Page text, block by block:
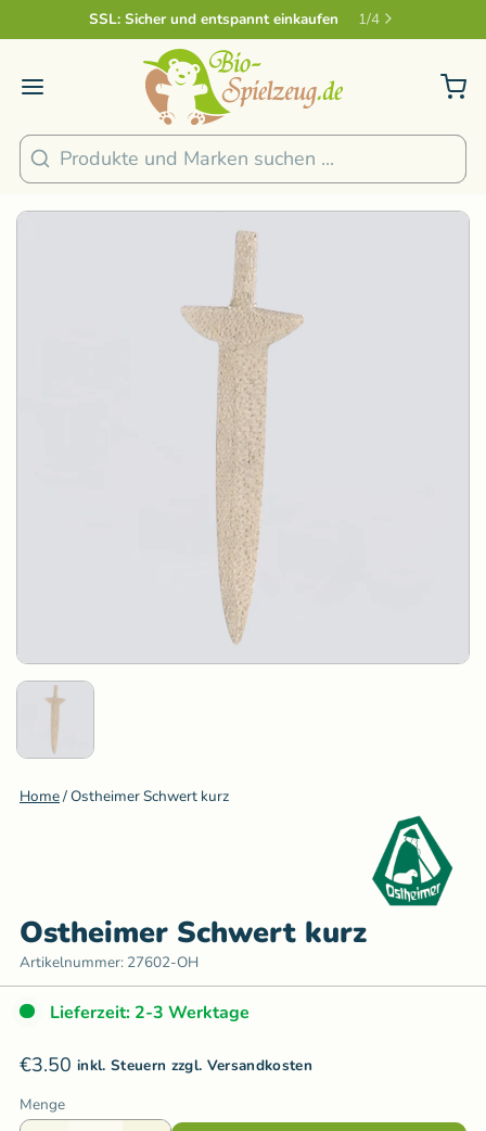
SSL: Sicher und entspannt einkaufen 2/4
Suchen
Home/Ostheimer Schwert kurz
Ostheimer Schwert kurz
Artikelnummer: 27602-OH
Lieferzeit: 2-3 Werktage
€3.50 inkl. Steuern zzgl. Versandkosten
Menge